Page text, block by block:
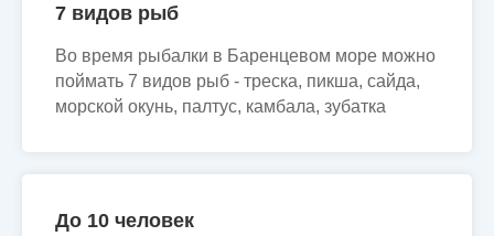
7 видов рыб
Во время рыбалки в Баренцевом море можно
поймать 7 видов рыб - треска, пикша, сайда,
морской окунь, палтус, камбала, зубатка
До 10 человек